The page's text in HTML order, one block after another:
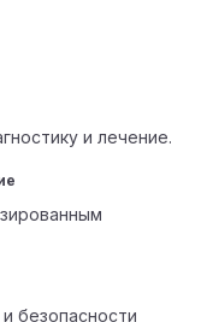
и лечение.
безопасности